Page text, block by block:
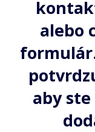
alebo
aby